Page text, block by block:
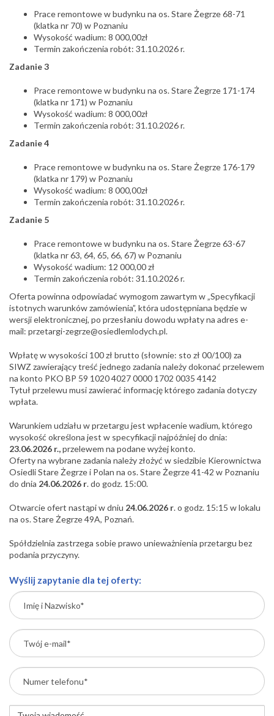
Prace remontowe w budynku na os. Stare Żegrze 68-71
(klatka nr 70) w Poznaniu
Wysokość wadium: 8 000,00zł
Termin zakończenia robót: 31.10.2026 r.
Zadanie 3
Prace remontowe w budynku na os. Stare Żegrze 171-174
(klatka nr 171) w Poznaniu
Wysokość wadium: 8 000,00zł
Termin zakończenia robót: 31.10.2026 r.
Zadanie 4
Prace remontowe w budynku na os. Stare Żegrze 176-179
(klatka nr 179) w Poznaniu
Wysokość wadium: 8 000,00zł
Termin zakończenia robót: 31.10.2026 r.
Zadanie 5
Prace remontowe w budynku na os. Stare Żegrze 63-67
(klatka nr 63, 64, 65, 66, 67) w Poznaniu
Wysokość wadium: 12 000,00 zł
Termin zakończenia robót: 31.10.2026 r.
Oferta powinna odpowiadać wymogom zawartym w „Specyfikacji
istotnych warunków zamówienia”, która udostępniana będzie w
wersji elektronicznej, po przesłaniu dowodu wpłaty na adres e-
mail: przetargi-zegrze@osiedlemlodych.pl.
Wpłatę w wysokości 100 zł brutto (słownie: sto zł 00/100) za
SIWZ zawierający treść jednego zadania należy dokonać przelewem
na konto PKO BP 59 1020 4027 0000 1702 0035 4142
Tytuł przelewu musi zawierać informację którego zadania dotyczy
wpłata.
Warunkiem udziału w przetargu jest wpłacenie wadium, którego
wysokość określona jest w specyfikacji najpóźniej do dnia:
23.06.2026 r.,przelewem na podane wyżej konto.
Oferty na wybrane zadania należy złożyć w siedzibie Kierownictwa
Osiedli Stare Żegrze i Polan na os. Stare Żegrze 41-42 w Poznaniu
do dnia 24.06.2026 r. do godz. 15:00.
Otwarcie ofert nastąpi w dniu 24.06.2026 r. o godz. 15:15 w lokalu
na os. Stare Żegrze 49A, Poznań.
Spółdzielnia zastrzega sobie prawo unieważnienia przetargu bez
podania przyczyny.
Wyślij zapytanie dla tej oferty: